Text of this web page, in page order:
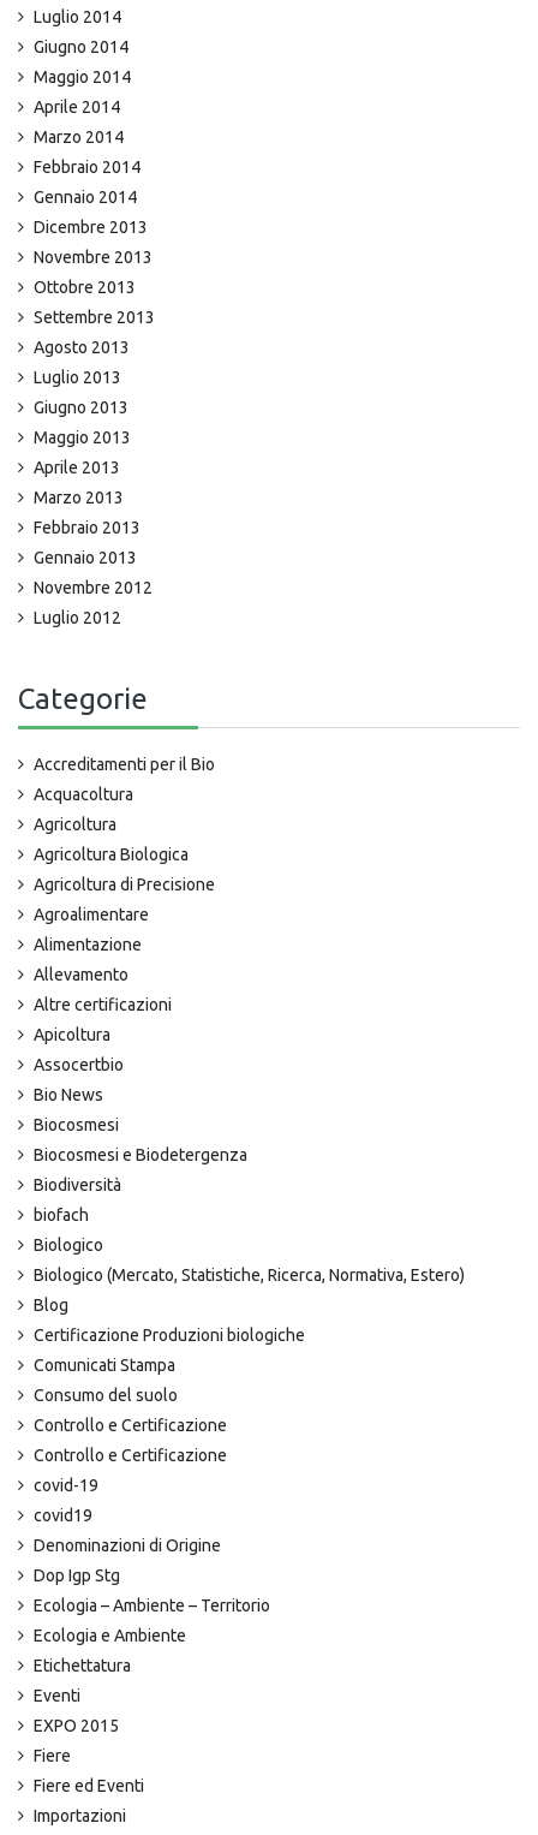
Luglio 2014
Giugno 2014
Maggio 2014
Aprile 2014
Marzo 2014
Febbraio 2014
Gennaio 2014
Dicembre 2013
Novembre 2013
Ottobre 2013
Settembre 2013
Agosto 2013
Luglio 2013
Giugno 2013
Maggio 2013
Aprile 2013
Marzo 2013
Febbraio 2013
Gennaio 2013
Novembre 2012
Luglio 2012
Categorie
Accreditamenti per il Bio
Acquacoltura
Agricoltura
Agricoltura Biologica
Agricoltura di Precisione
Agroalimentare
Alimentazione
Allevamento
Altre certificazioni
Apicoltura
Assocertbio
Bio News
Biocosmesi
Biocosmesi e Biodetergenza
Biodiversità
biofach
Biologico
Biologico (Mercato, Statistiche, Ricerca, Normativa, Estero)
Blog
Certificazione Produzioni biologiche
Comunicati Stampa
Consumo del suolo
Controllo e Certificazione
Controllo e Certificazione
covid-19
covid19
Denominazioni di Origine
Dop Igp Stg
Ecologia – Ambiente – Territorio
Ecologia e Ambiente
Etichettatura
Eventi
EXPO 2015
Fiere
Fiere ed Eventi
Importazioni